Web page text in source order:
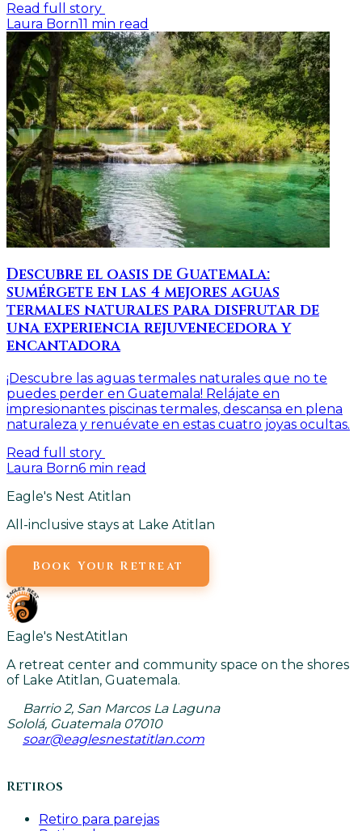
Read full story
Laura Born11 min read
Descubre el oasis de Guatemala:
sumérgete en las 4 mejores aguas
termales naturales para disfrutar de
una experiencia rejuvenecedora y
encantadora
¡Descubre las aguas termales naturales que no te
puedes perder en Guatemala! Relájate en
impresionantes piscinas termales, descansa en plena
naturaleza y renuévate en estas cuatro joyas ocultas.
Read full story
Laura Born6 min read
Eagle's Nest Atitlan
All-inclusive stays at Lake Atitlan
Book Your Retreat
Eagle's NestAtitlan
A retreat center and community space on the shores
of Lake Atitlan, Guatemala.
Barrio 2, San Marcos La Laguna
Sololá, Guatemala 07010
soar@eaglesnestatitlan.com
Retiros
Retiro para parejas